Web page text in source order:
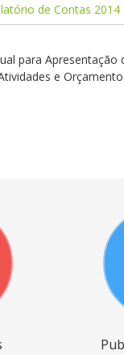
para
e